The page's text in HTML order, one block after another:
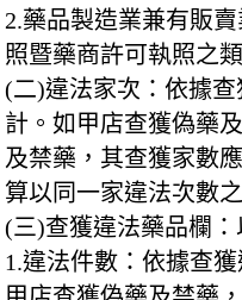
2.藥品製造業兼有販
照暨藥商許可執照之
(二)違法家次：依據
計。如甲店查獲偽藥
及禁藥，其查獲家數
算以同一家違法次數
(三)查獲違法藥品欄
1.違法件數：依據查